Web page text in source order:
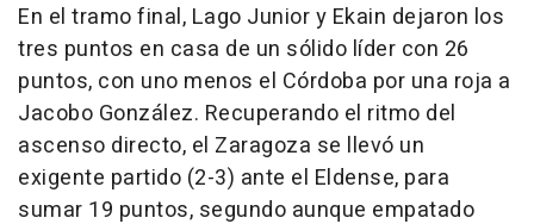
En el tramo final, Lago Junior y Ekain dejaron los
tres puntos en casa de un sólido líder con 26
puntos, con uno menos el Córdoba por una roja a
Jacobo González. Recuperando el ritmo del
ascenso directo, el Zaragoza se llevó un
exigente partido (2-3) ante el Eldense, para
sumar 19 puntos, segundo aunque empatado